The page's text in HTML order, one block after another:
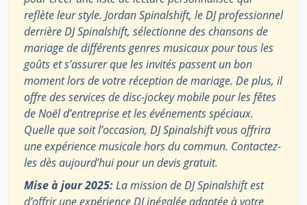
reflète leur style. Jordan Spinalshift, le DJ professionnel
derrière DJ Spinalshift, sélectionne des chansons de
mariage de différents genres musicaux pour tous les
goûts et s’assurer que les invités passent un bon
moment lors de votre réception de mariage. De plus, il
offre des services de disc-jockey mobile pour les fêtes
de Noël d’entreprise et les événements spéciaux.
Quelle que soit l’occasion, DJ Spinalshift vous offrira
une expérience musicale hors du commun. Contactez-
les dès aujourd’hui pour un devis gratuit.
Mise à jour 2025:La mission de DJ Spinalshift est
d’offrir une expérience DJ inégalée adaptée à votre